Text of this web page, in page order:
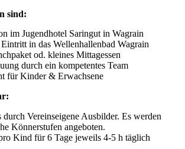
sind:
im Jugendhotel Saringut in Wagrain
in das Wellenhallenbad Wagrain
od. kleines Mittagessen
durch ein kompetentes Team
für Kinder & Erwachsene
Vereinseigene Ausbilder. Es werden
Könnerstufen angeboten.
Kind für 6 Tage jeweils 4-5 h täglich